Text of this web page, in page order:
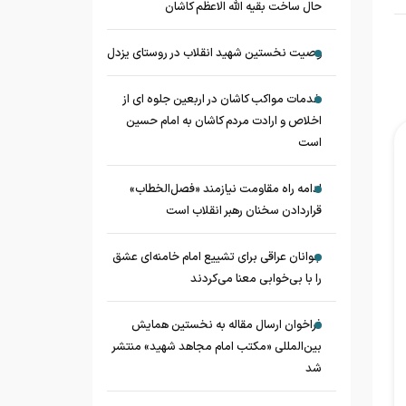
حال ساخت بقیه الله الاعظم کاشان
وصیت نخستین شهید انقلاب در روستای یزدل
خدمات مواکب کاشان در اربعین جلوه ای از
اخلاص و ارادت مردم کاشان به امام حسین
است
ادامه راه مقاومت نیازمند «فصل‌الخطاب»
قراردادن سخنان رهبر انقلاب است
جوانان عراقی برای تشییع امام خامنه‌ای عشق
را با بی‌خوابی معنا می‌کردند
فراخوان ارسال مقاله به نخستین همایش
بین‌المللی «مکتب امام مجاهد شهید» منتشر
شد